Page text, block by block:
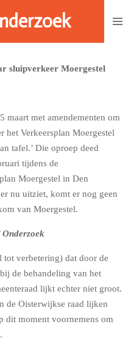
sluipverkeer Moergestel
maart met amendementen om
het Verkeersplan Moergestel
tafel.’ Die oproep deed
tijdens de
Moergestel in Den
nu uitziet, komt er nog geen
van Moergestel.
tot verbetering) dat door de
de behandeling van het
lijkt echter niet groot.
de Oisterwijkse raad lijken
dit moment voornemens om